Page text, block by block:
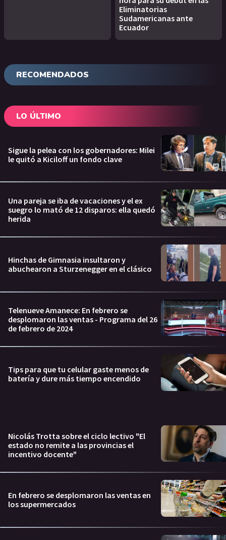
Eliminatorias
Sudamericanas ante
Ecuador
RECOMENDADOS
LO ÚLTIMO
Sigue la pelea con los gobernadores: Milei
le quitó a Kiciloff un fondo clave
Una pareja se iba de vacaciones y el ex
suegro lo mató de 12 disparos: ella quedó
herida
Hinchas de Gimnasia insultaron y
abuchearon a Sturzenegger en el clásico
Telenueve Amanece: En febrero se
desplomaron las ventas - Programa del 26
de febrero de 2024
Tips para que tu celular gaste menos de
batería y dure más tiempo encendido
Nicolás Trotta sobre el ciclo lectivo "El
estado no remite a las provincias el
incentivo docente"
En febrero se desplomaron las ventas en
los supermercados